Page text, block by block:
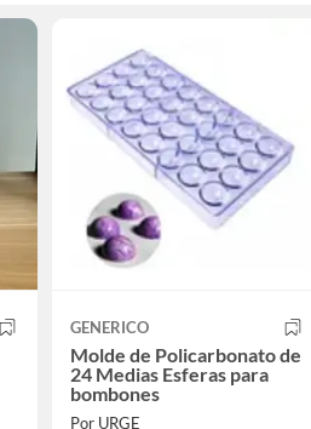
GENERICO
Molde de Policarbonato de
24 Medias Esferas para
bombones
Por URGE